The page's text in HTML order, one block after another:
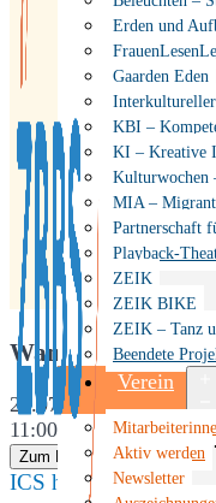
Erden und
Gaarden Eden
KBI –
KI – Kreative
Kulturwochen
MIA –
Partnerschaft
Playback-
ZEIK
ZEIK BIKE
ZEIK – Tanz
Beendete
Verein
Aktiv werden
Newsletter
Wann
25.07.2026
11:00
Zum Kalender hinzufügen
ICS herunterladen